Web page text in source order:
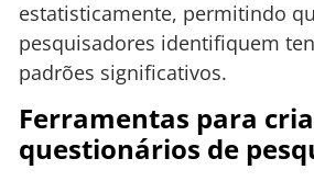
estatisticamente, permitindo
pesquisadores identifiquem
padrões significativos.
Ferramentas para
questionários de